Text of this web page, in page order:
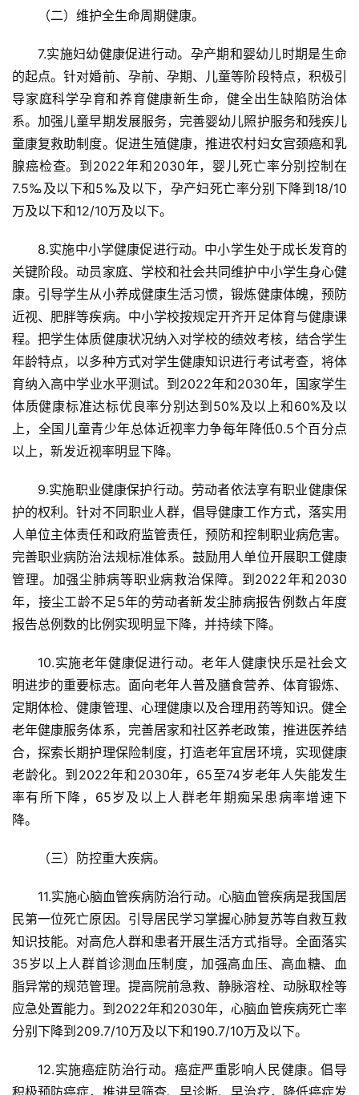
产
业
政
策
国
家
五
专
家
学
者
会
员
投
关
于
我
们
隐
策
登录 注册
（二）维护全生命周期健康。
7.实施妇幼健康促进行动。孕产期和婴幼儿时期是生命
的起点。针对婚前、孕前、孕期、儿童等阶段特点，积极引
导家庭科学孕育和养育健康新生命，健全出生缺陷防治体
系。加强儿童早期发展服务，完善婴幼儿照护服务和残疾儿
童康复救助制度。促进生殖健康，推进农村妇女宫颈癌和乳
腺癌检查。到2022年和2030年，婴儿死亡率分别控制在
7.5‰及以下和5‰及以下，孕产妇死亡率分别下降到18/10
万及以下和12/10万及以下。
8.实施中小学健康促进行动。中小学生处于成长发育的
关键阶段。动员家庭、学校和社会共同维护中小学生身心健
康。引导学生从小养成健康生活习惯，锻炼健康体魄，预防
近视、肥胖等疾病。中小学校按规定开齐开足体育与健康课
程。把学生体质健康状况纳入对学校的绩效考核，结合学生
年龄特点，以多种方式对学生健康知识进行考试考查，将体
育纳入高中学业水平测试。到2022年和2030年，国家学生
体质健康标准达标优良率分别达到50%及以上和60%及以
上，全国儿童青少年总体近视率力争每年降低0.5个百分点
以上，新发近视率明显下降。
9.实施职业健康保护行动。劳动者依法享有职业健康保
护的权利。针对不同职业人群，倡导健康工作方式，落实用
人单位主体责任和政府监管责任，预防和控制职业病危害。
完善职业病防治法规标准体系。鼓励用人单位开展职工健康
管理。加强尘肺病等职业病救治保障。到2022年和2030
年，接尘工龄不足5年的劳动者新发尘肺病报告例数占年度
报告总例数的比例实现明显下降，并持续下降。
10.实施老年健康促进行动。老年人健康快乐是社会文
明进步的重要标志。面向老年人普及膳食营养、体育锻炼、
定期体检、健康管理、心理健康以及合理用药等知识。健全
老年健康服务体系，完善居家和社区养老政策，推进医养结
合，探索长期护理保险制度，打造老年宜居环境，实现健康
老龄化。到2022年和2030年，65至74岁老年人失能发生
率有所下降，65岁及以上人群老年期痴呆患病率增速下
降。
（三）防控重大疾病。
11.实施心脑血管疾病防治行动。心脑血管疾病是我国居
民第一位死亡原因。引导居民学习掌握心肺复苏等自救互救
知识技能。对高危人群和患者开展生活方式指导。全面落实
35岁以上人群首诊测血压制度，加强高血压、高血糖、血
脂异常的规范管理。提高院前急救、静脉溶栓、动脉取栓等
应急处置能力。到2022年和2030年，心脑血管疾病死亡率
分别下降到209.7/10万及以下和190.7/10万及以下。
12.实施癌症防治行动。癌症严重影响人民健康。倡导